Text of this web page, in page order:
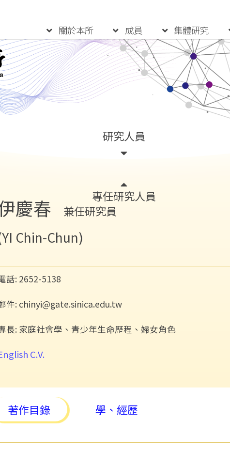
關於本所 成員 集體研究
研究人員
專任研究人員
慶春 兼任研究員
Chin-Chun)
話: 2652-5138
件: chinyi@gate.sinica.edu.tw
長: 家庭社會學、青少年生命歷程、婦女角色
C.V.
著作目錄 學、經歷